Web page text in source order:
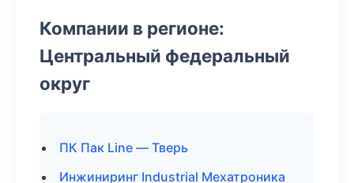
Компании в регионе:
Центральный федеральный
округ
ПК Пак Line — Тверь
Инжиниринг Industrial Мехатроника